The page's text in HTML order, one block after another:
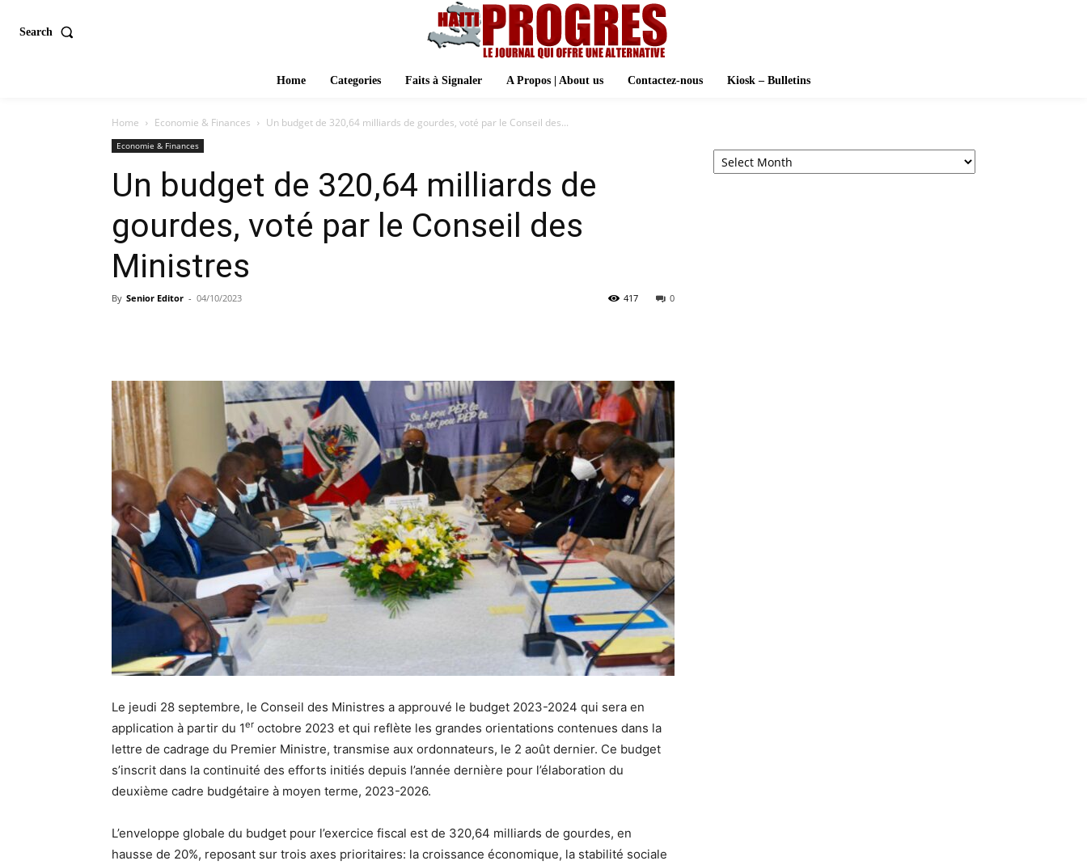
Search
Home Categories Faits à Signaler A Propos | About us Contactez-nous Kiosk – Bulletins
Home Economie & Finances Un budget de 320,64 milliards de gourdes, voté par le Conseil des...
Economie & Finances
Un budget de 320,64 milliards de
gourdes, voté par le Conseil des
Ministres
By Senior Editor - 04/10/2023 0
417
Le jeudi 28 septembre, le Conseil des Ministres a approuvé le budget 2023-2024 qui sera en
application à partir du 1er octobre 2023 et qui reflète les grandes orientations contenues dans la
lettre de cadrage du Premier Ministre, transmise aux ordonnateurs, le 2 août dernier. Ce budget
s’inscrit dans la continuité des efforts initiés depuis l’année dernière pour l’élaboration du
deuxième cadre budgétaire à moyen terme, 2023-2026.
L’enveloppe globale du budget pour l’exercice fiscal est de 320,64 milliards de gourdes, en
hausse de 20%, reposant sur trois axes prioritaires: la croissance économique, la stabilité sociale
Archives